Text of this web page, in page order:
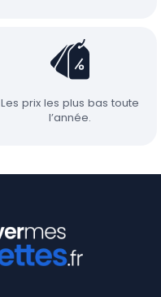
Les prix les plus bas toute
l’année.